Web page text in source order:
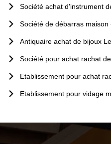
Société achat d'instrument
Société de débarras
Antiquaire achat de bijoux
Société pour achat rachat
Etablissement pour achat
Etablissement pour vidage